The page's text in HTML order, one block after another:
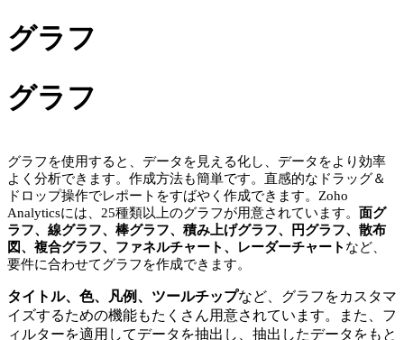
グラフ
グラフ
グラフを使用すると、データを見える化し、データをより効率
よく分析できます。作成方法も簡単です。直感的なドラッグ＆
ドロップ操作でレポートをすばやく作成できます。Zoho
Analyticsには、25種類以上のグラフが用意されています。 面グ
ラフ、線グラフ、棒グラフ、積み上げグラフ、円グラフ、散布
図、複合グラフ、ファネルチャート、レーダーチャート など、
要件に合わせてグラフを作成できます。
タイトル、色、凡例、ツールチップなど、グラフをカスタマ
イズするための機能もたくさん用意されています。また、フ
ィルターを適用してデータを抽出し、抽出したデータをもと